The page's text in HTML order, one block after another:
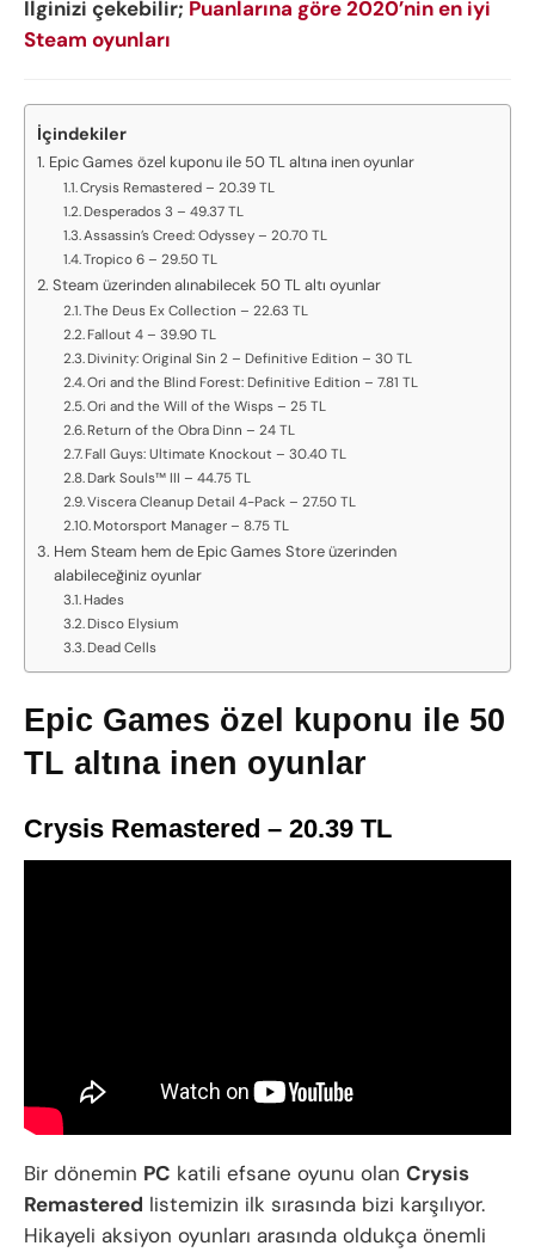
İlginizi çekebilir; Puanlarına göre 2020’nin en iyi
Steam oyunları
İçindekiler
Epic Games özel kuponu ile 50 TL altına inen oyunlar
Crysis Remastered – 20.39 TL
Desperados 3 – 49.37 TL
Assassin’s Creed: Odyssey – 20.70 TL
Tropico 6 – 29.50 TL
Steam üzerinden alınabilecek 50 TL altı oyunlar
The Deus Ex Collection – 22.63 TL
Fallout 4 – 39.90 TL
Divinity: Original Sin 2 – Definitive Edition – 30 TL
Ori and the Blind Forest: Definitive Edition – 7.81 TL
Ori and the Will of the Wisps – 25 TL
Return of the Obra Dinn – 24 TL
Fall Guys: Ultimate Knockout – 30.40 TL
Dark Souls™ III – 44.75 TL
Viscera Cleanup Detail 4-Pack – 27.50 TL
Motorsport Manager – 8.75 TL
Hem Steam hem de Epic Games Store üzerinden
alabileceğiniz oyunlar
Hades
Disco Elysium
Dead Cells
Epic Games özel kuponu ile 50
TL altına inen oyunlar
Crysis Remastered – 20.39 TL
Bir dönemin PC katili efsane oyunu olan Crysis
Remastered listemizin ilk sırasında bizi karşılıyor.
Hikayeli aksiyon oyunları arasında oldukça önemli